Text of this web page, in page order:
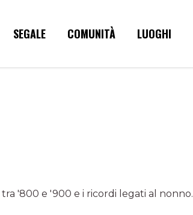
SEGALE COMUNITÀ LUOGHI
tra '800 e '900 e i ricordi legati al nonno.